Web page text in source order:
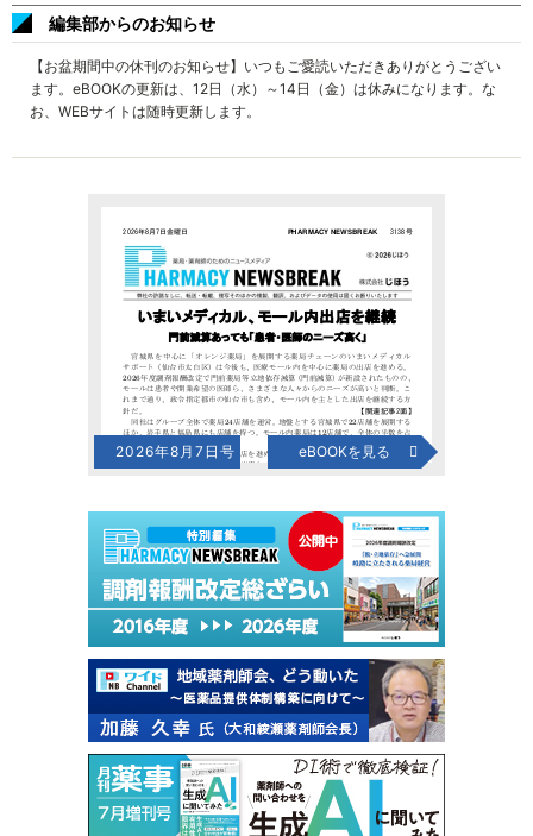
編集部からのお知らせ
【お盆期間中の休刊のお知らせ】いつもご愛読いただきありがとうござい
ます。eBOOKの更新は、12日（水）～14日（金）は休みになります。な
お、WEBサイトは随時更新します。
2026年8月7日号 eBOOKを見る